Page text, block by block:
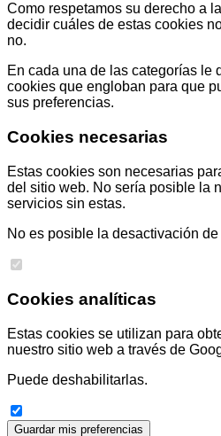
Como respetamos su derecho a
decidir cuáles de estas cookies
no.
En cada una de las categorías le
cookies que engloban para que
sus preferencias.
Cookies necesarias
Estas cookies son necesarias
del sitio web. No sería posible la
servicios sin estas.
No es posible la desactivación
Cookies analíticas
Estas cookies se utilizan para
nuestro sitio web a través de
Puede deshabilitarlas.
Guardar mis preferencias